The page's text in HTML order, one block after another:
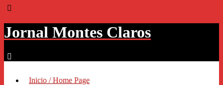
Jornal Montes Claros
Inicio / Home Page